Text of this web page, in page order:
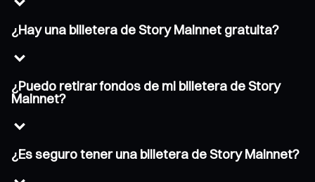
¿Hay una billetera de Story Mainnet gratuita?
¿Puedo retirar fondos de mi billetera de Story
Mainnet?
¿Es seguro tener una billetera de Story Mainnet?